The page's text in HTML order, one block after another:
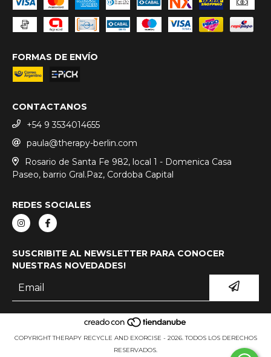
FORMAS DE ENVÍO
CONTACTANOS
+54 9 3534014655
paula@therapy-berlin.com
Rosario de Santa Fe 982, local 1 - Domenica Casa
Paseo, barrio Gral.Paz, Cordoba Capital
REDES SOCIALES
SUSCRIBITE AL NEWSLETTER PARA CONOCER
NUESTRAS NOVEDADES!
COPYRIGHT THERAPY RECYCLE AND EXORCISE - 2026. TODOS LOS DERECHOS
RESERVADOS.